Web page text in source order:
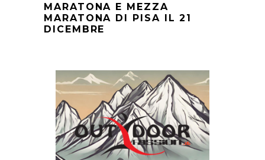
MARATONA E MEZZA
MARATONA DI PISA IL 21
DICEMBRE